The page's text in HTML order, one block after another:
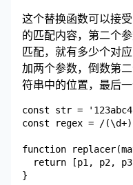
这个替换函数可以接
的匹配内容，第二个
匹配，就有多少个对
加两个参数，倒数第
符串中的位置，最后
const str =
const regex = /
function
return [p1, p2,
}